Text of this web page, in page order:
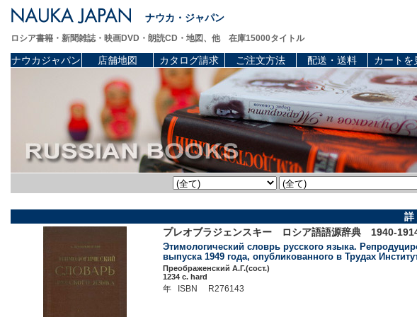
ナウカ・ジャパン
ロシア書籍・新聞雑誌・映画DVD・朗読CD・地図、他 在庫15000タイトル
ナウカジャパン 店舗地図 カタログ請求 ご注文方法 配送・送料 カートを
詳
プレオブラジェンスキー ロシア語語源辞典 1940-
Этимологический словрь русского языка.
выпуска 1949 года, опубликованного в Трудах
Преображенский А.Г.(сост.)
1234 c. hard
年 ISBN R276143